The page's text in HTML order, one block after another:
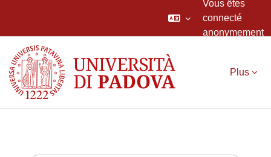
Vous êtes
connecté
anonymement
Plus